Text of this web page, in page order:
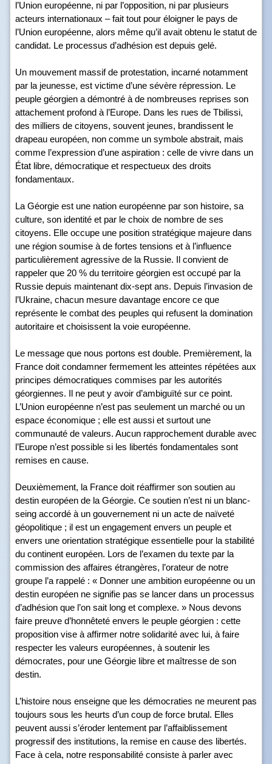
l’Union européenne, ni par l’opposition, ni par plusieurs
acteurs internationaux – fait tout pour éloigner le pays de
l’Union européenne, alors même qu’il avait obtenu le statut de
candidat. Le processus d’adhésion est depuis gelé.
Un mouvement massif de protestation, incarné notamment
par la jeunesse, est victime d’une sévère répression. Le
peuple géorgien a démontré à de nombreuses reprises son
attachement profond à l’Europe. Dans les rues de Tbilissi,
des milliers de citoyens, souvent jeunes, brandissent le
drapeau européen, non comme un symbole abstrait, mais
comme l’expression d’une aspiration : celle de vivre dans un
État libre, démocratique et respectueux des droits
fondamentaux.
La Géorgie est une nation européenne par son histoire, sa
culture, son identité et par le choix de nombre de ses
citoyens. Elle occupe une position stratégique majeure dans
une région soumise à de fortes tensions et à l’influence
particulièrement agressive de la Russie. Il convient de
rappeler que 20 % du territoire géorgien est occupé par la
Russie depuis maintenant dix-sept ans. Depuis l’invasion de
l’Ukraine, chacun mesure davantage encore ce que
représente le combat des peuples qui refusent la domination
autoritaire et choisissent la voie européenne.
Le message que nous portons est double. Premièrement, la
France doit condamner fermement les atteintes répétées aux
principes démocratiques commises par les autorités
géorgiennes. Il ne peut y avoir d’ambiguïté sur ce point.
L’Union européenne n’est pas seulement un marché ou un
espace économique ; elle est aussi et surtout une
communauté de valeurs. Aucun rapprochement durable avec
l’Europe n’est possible si les libertés fondamentales sont
remises en cause.
Deuxièmement, la France doit réaffirmer son soutien au
destin européen de la Géorgie. Ce soutien n’est ni un blanc-
seing accordé à un gouvernement ni un acte de naïveté
géopolitique ; il est un engagement envers un peuple et
envers une orientation stratégique essentielle pour la stabilité
du continent européen. Lors de l’examen du texte par la
commission des affaires étrangères, l’orateur de notre
groupe l’a rappelé : « Donner une ambition européenne ou un
destin européen ne signifie pas se lancer dans un processus
d’adhésion que l’on sait long et complexe. » Nous devons
faire preuve d’honnêteté envers le peuple géorgien : cette
proposition vise à affirmer notre solidarité avec lui, à faire
respecter les valeurs européennes, à soutenir les
démocrates, pour une Géorgie libre et maîtresse de son
destin.
L’histoire nous enseigne que les démocraties ne meurent pas
toujours sous les heurts d’un coup de force brutal. Elles
peuvent aussi s’éroder lentement par l’affaiblissement
progressif des institutions, la remise en cause des libertés.
Face à cela, notre responsabilité consiste à parler avec